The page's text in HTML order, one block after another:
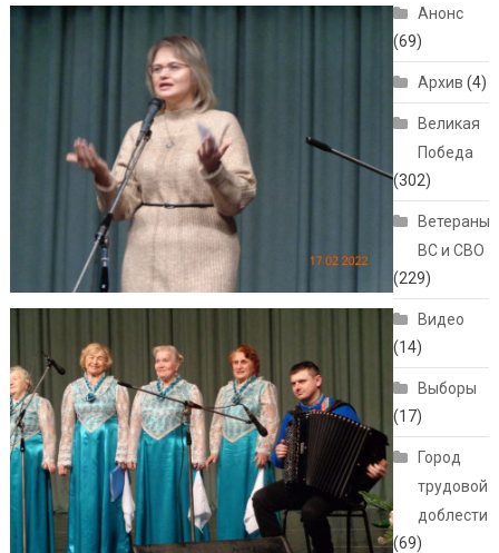
Анонс
(69)
Архив (4)
Великая
Победа
(302)
Ветераны
ВС и СВО
(229)
Видео
(14)
Выборы
(17)
Город
трудовой
доблести
(69)